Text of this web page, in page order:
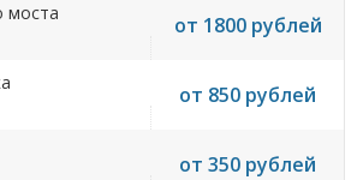
моста от 1800 рублей
от 850 рублей
от 350 рублей